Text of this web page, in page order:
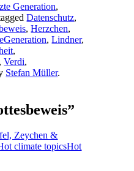
Generation,
Datenschutz,
,Herzchen,
,Lindner,
,
Verdi,
Stefan Müller.
”
Zeychen &
climate topicsHot